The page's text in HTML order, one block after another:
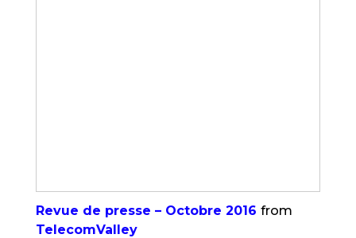
Revue de presse – Octobre 2016 from
TelecomValley